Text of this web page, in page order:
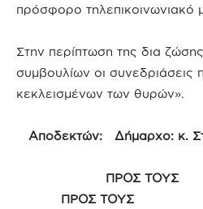
πρόσφορο τηλεπικοινωνιακό
Στην περίπτωση της δια
συμβουλίων οι συνεδριάσεις
κεκλεισμένων των θυρών».
Αποδεκτών: Δήμαρχο: κ.
ΠΡΟΣ
ΠΡΟΣ ΤΟΥΣ